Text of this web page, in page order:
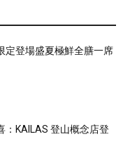
定登場盛夏極鮮全膳一席
：KAILAS 登山概念店登